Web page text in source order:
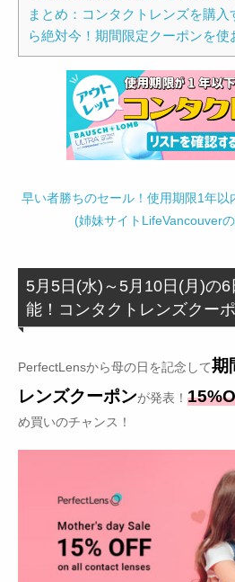
まとめ：コンタクトレンズを購入
ら絶対今！期間限定クーポンを使
早い者勝ちのセール！使用期限1年
(姉妹サイトLifeVancouver
5月5日(水)～5月10日(月)の
能！コンタクトレンズクー
PerfectLensから母の日を記念して期
レンズクーポンが発表！
め買いのチャンス！